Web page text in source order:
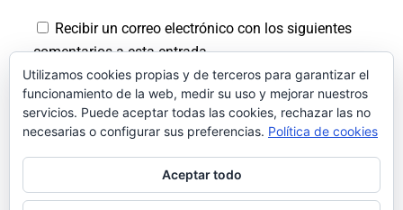
Recibir un correo electrónico con los siguientes
comentarios a esta entrada.
Recibir un correo electrónico con cada nueva
entrada.
Utilizamos cookies propias y de terceros para garantizar el
funcionamiento de la web, medir su uso y mejorar nuestros
servicios. Puede aceptar todas las cookies, rechazar las no
necesarias o configurar sus preferencias. Política de cookies
Aceptar todo